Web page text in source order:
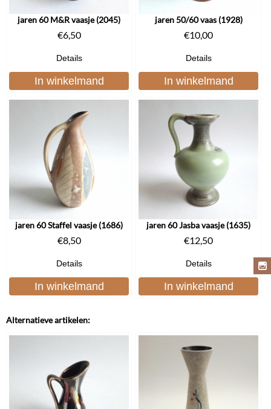
jaren 60 M&R vaasje (2045)
€6,50
Details
In winkelmand
jaren 50/60 vaas (1928)
€10,00
Details
In winkelmand
jaren 60 Staffel vaasje (1686)
€8,50
Details
In winkelmand
jaren 60 Jasba vaasje (1635)
€12,50
Details
In winkelmand
Alternatieve artikelen: